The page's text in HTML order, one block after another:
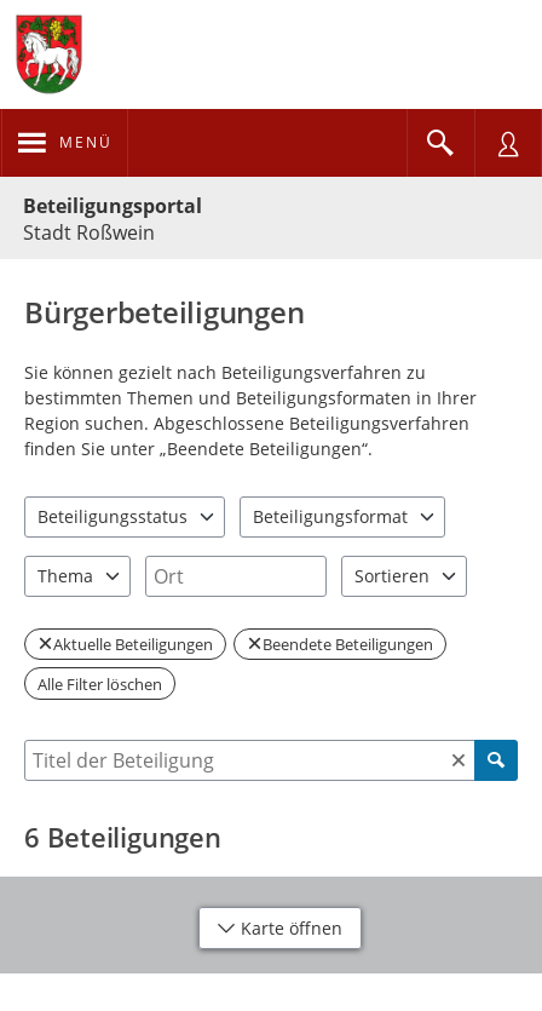
MENÜ
Beteiligungsportal
Stadt Roßwein
Bürgerbeteiligungen
Sie können gezielt nach Beteiligungsverfahren zu
bestimmten Themen und Beteiligungsformaten in Ihrer
Region suchen. Abgeschlossene Beteiligungsverfahren
finden Sie unter „Beendete Beteiligungen“.
Beteiligungsstatus
Beteiligungsformat
Thema
Ort
Sortieren
Aktuelle Beteiligungen
Beendete Beteiligungen
Alle Filter löschen
Suche nach Beteiligung
6 Beteiligungen
Karte öffnen